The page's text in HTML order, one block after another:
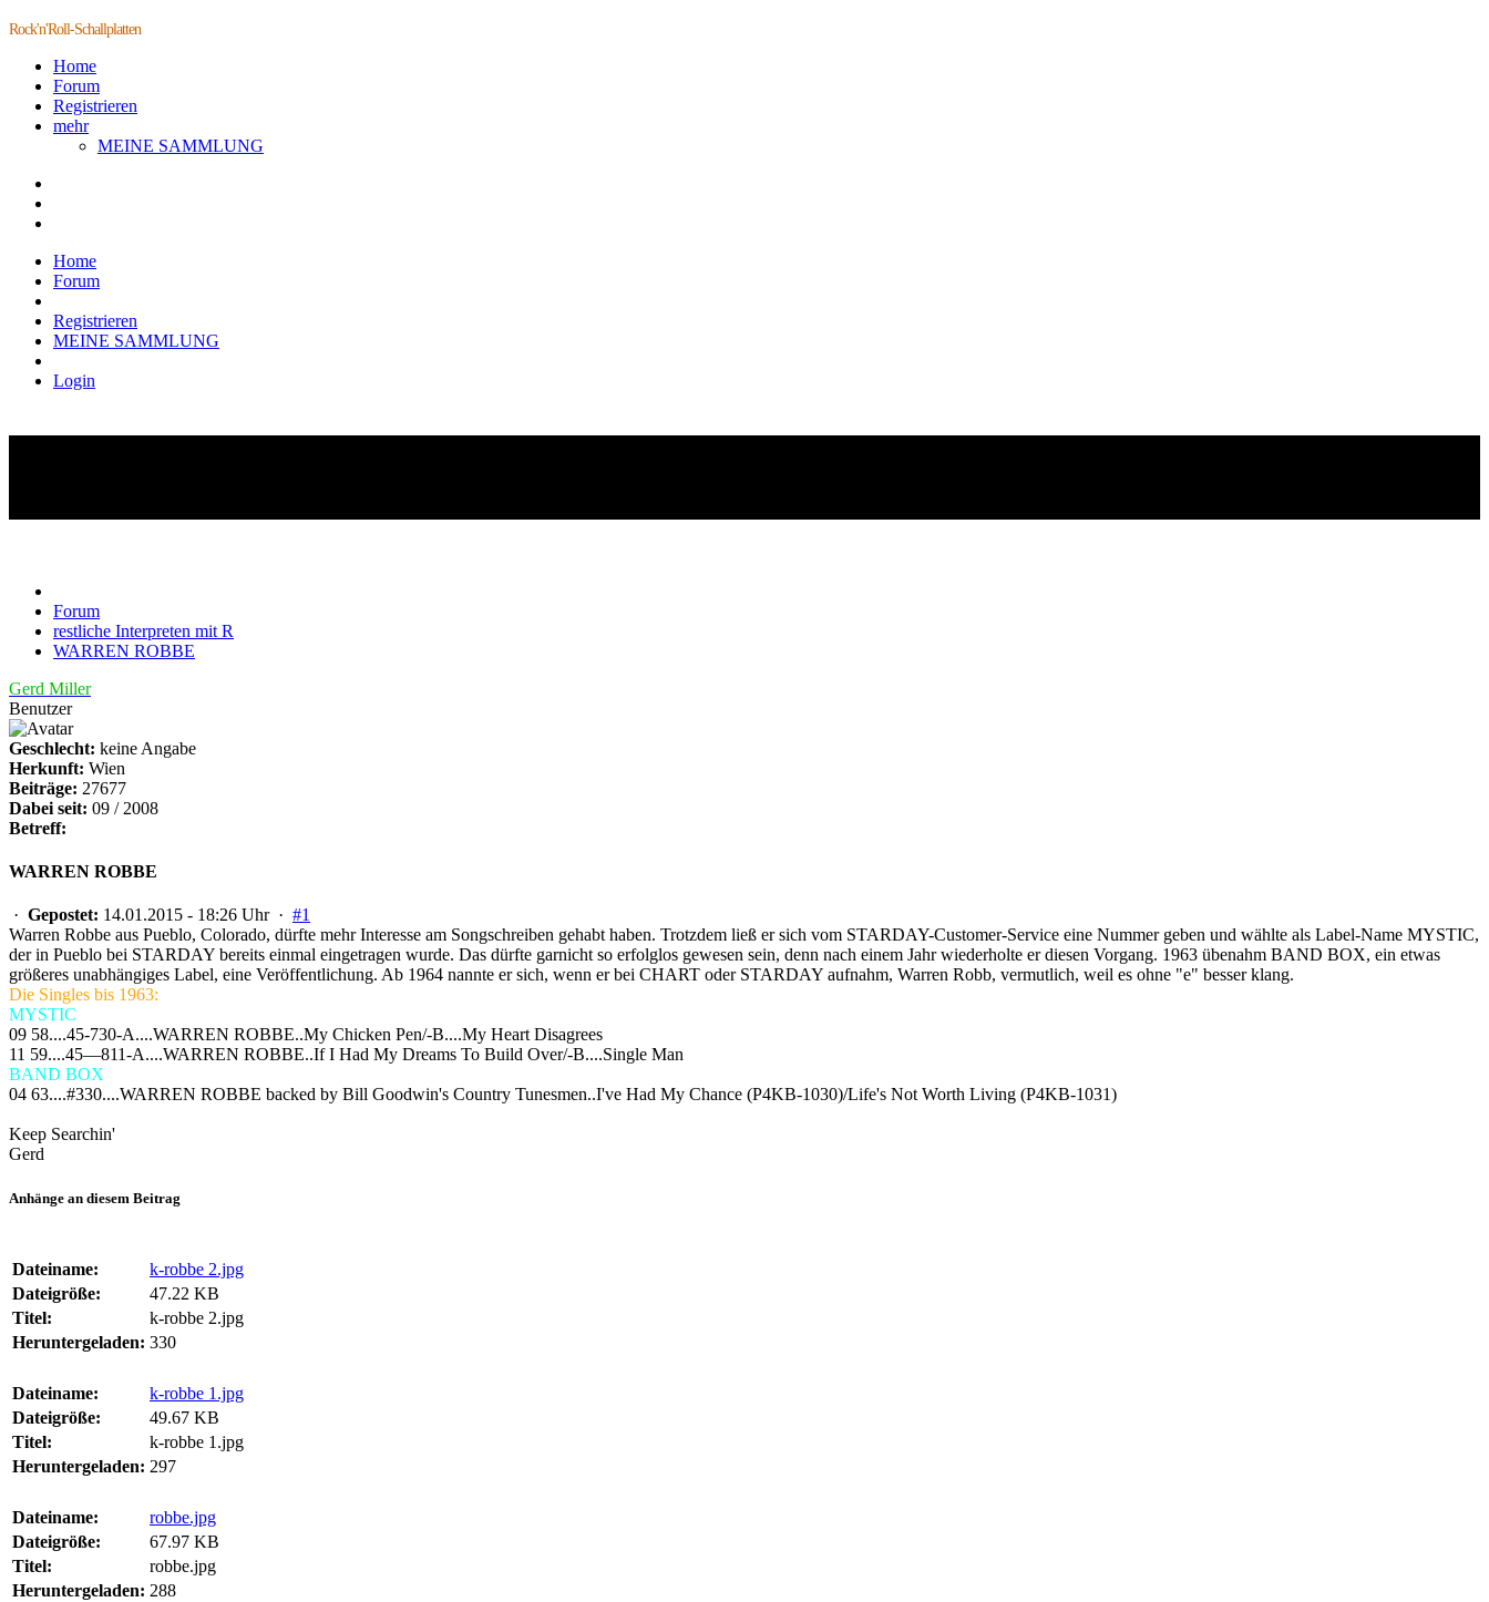
Rock'n'Roll-Schallplatten
Home
Forum
Registrieren
mehr
MEINE SAMMLUNG
Home
Forum
Registrieren
MEINE SAMMLUNG
Login
Forum
restliche Interpreten mit R
WARREN ROBBE
Gerd Miller
Benutzer
Geschlecht: keine Angabe
Herkunft: Wien
Beiträge: 27677
Dabei seit: 09 / 2008
Betreff:
WARREN ROBBE
· Gepostet: 14.01.2015 - 18:26 Uhr · #1
Warren Robbe aus Pueblo, Colorado, dürfte mehr Interesse am Songschreiben gehabt haben. Trotzdem ließ er sich vom STARDAY-Customer-Service eine Nummer geben und wählte als Label-Name MYSTIC,
der in Pueblo bei STARDAY bereits einmal eingetragen wurde. Das dürfte garnicht so erfolglos gewesen sein, denn nach einem Jahr wiederholte er diesen Vorgang. 1963 übenahm BAND BOX, ein etwas
größeres unabhängiges Label, eine Veröffentlichung. Ab 1964 nannte er sich, wenn er bei CHART oder STARDAY aufnahm, Warren Robb, vermutlich, weil es ohne "e" besser klang.
Die Singles bis 1963:
MYSTIC
09 58....45-730-A....WARREN ROBBE..My Chicken Pen/-B....My Heart Disagrees
11 59....45—811-A....WARREN ROBBE..If I Had My Dreams To Build Over/-B....Single Man
BAND BOX
04 63....#330....WARREN ROBBE backed by Bill Goodwin's Country Tunesmen..I've Had My Chance (P4KB-1030)/Life's Not Worth Living (P4KB-1031)
Keep Searchin'
Gerd
Anhänge an diesem Beitrag
Dateiname:
k-robbe 2.jpg
Dateigröße:
47.22 KB
Titel:
k-robbe 2.jpg
Heruntergeladen: 330
Dateiname:
k-robbe 1.jpg
Dateigröße:
49.67 KB
Titel:
k-robbe 1.jpg
Heruntergeladen: 297
Dateiname:
robbe.jpg
Dateigröße:
67.97 KB
Titel:
robbe.jpg
Heruntergeladen: 288